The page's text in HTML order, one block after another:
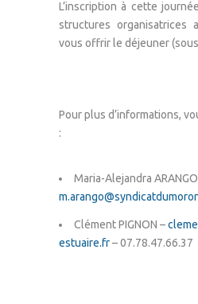
L’inscription à cette
structures organisatrices
vous offrir le déjeuner
Pour plus d’informations,
:
Maria-Alejandra
Clément PIGNON –
estuaire.fr– 07.78.47.66.37